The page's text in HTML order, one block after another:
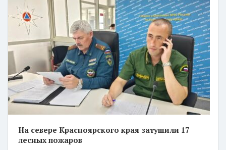
На севере Красноярского края затушили 17
лесных пожаров